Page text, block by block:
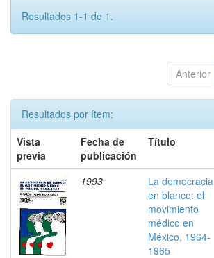
Resultados 1-1 de 1.
Anterior
Resultados por ítem:
Vista
previa
Fecha de
publicación
Título
1993
La democracia
en blanco: el
movimiento
médico en
México, 1964-
1965